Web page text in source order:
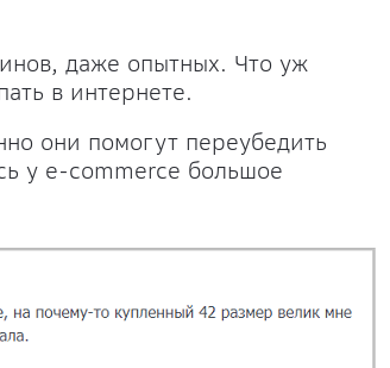
даже опытных. Что уж
в интернете.
они помогут переубедить
у e-commerce большое